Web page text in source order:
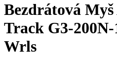
Bezdrátová Myš
Track G3-
Wrls